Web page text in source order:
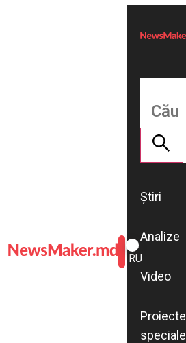
ROMÂNĂ
RU
Știri
Analize
Video
Proiecte
speciale